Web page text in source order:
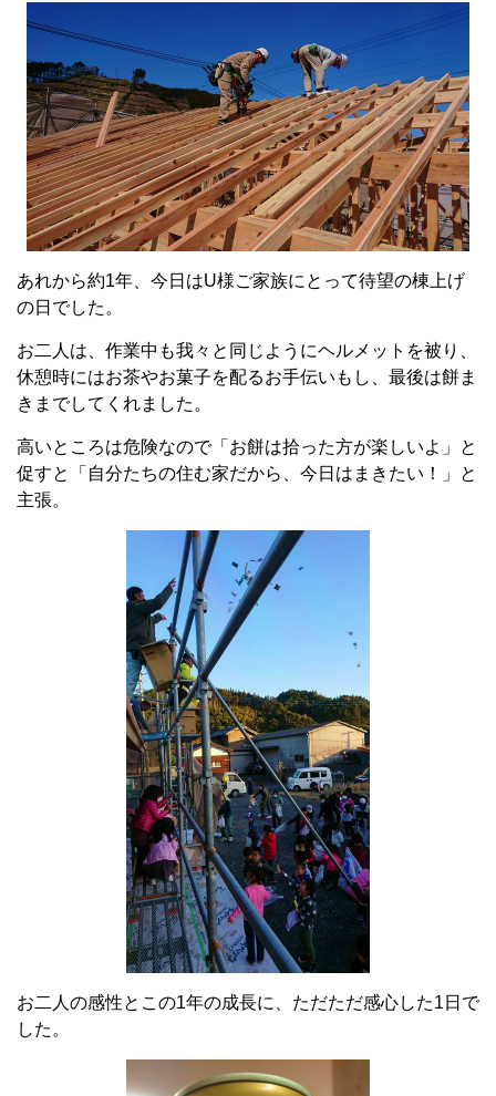
あれから約1年、今日はU様ご家族にとって待望の棟上げ
の日でした。
お二人は、作業中も我々と同じようにヘルメットを被り、
休憩時にはお茶やお菓子を配るお手伝いもし、最後は餅ま
きまでしてくれました。
高いところは危険なので「お餅は拾った方が楽しいよ」と
促すと「自分たちの住む家だから、今日はまきたい！」と
主張。
お二人の感性とこの1年の成長に、ただただ感心した1日で
した。